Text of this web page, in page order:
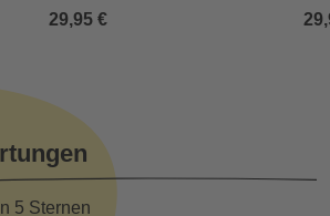
29,95 €
5 Sternen